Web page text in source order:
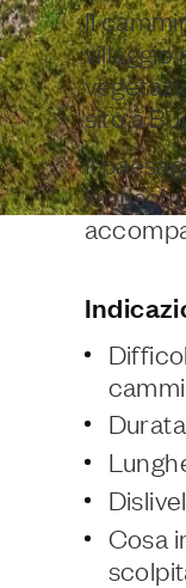
Il
villaggio
sito a
Il
Cosa